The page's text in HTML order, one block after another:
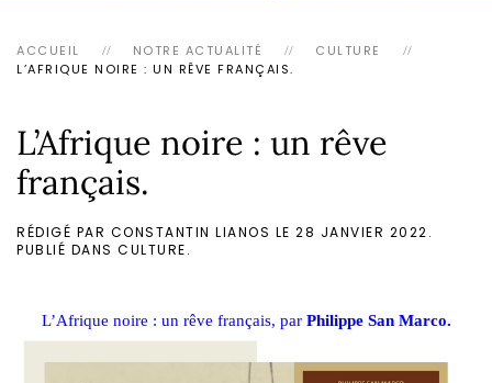
ACCUEIL NOTRE ACTUALITÉ
CULTURE
L’AFRIQUE NOIRE : UN RÊVE FRANÇAIS.
L’Afrique noire : un rêve
français.
RÉDIGÉ PAR CONSTANTIN LIANOS LE 28 JANVIER 2022.
PUBLIÉ DANS CULTURE.
L’Afrique noire : un rêve français, par Philippe San Marco.